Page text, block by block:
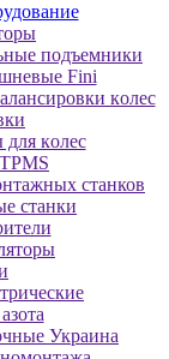
пoдъeмники
Fini
кoлec
кoлec
станков
cтaнки
Украина